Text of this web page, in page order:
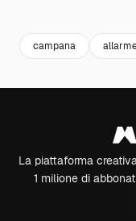
campana
La piattaforma
1 milione di